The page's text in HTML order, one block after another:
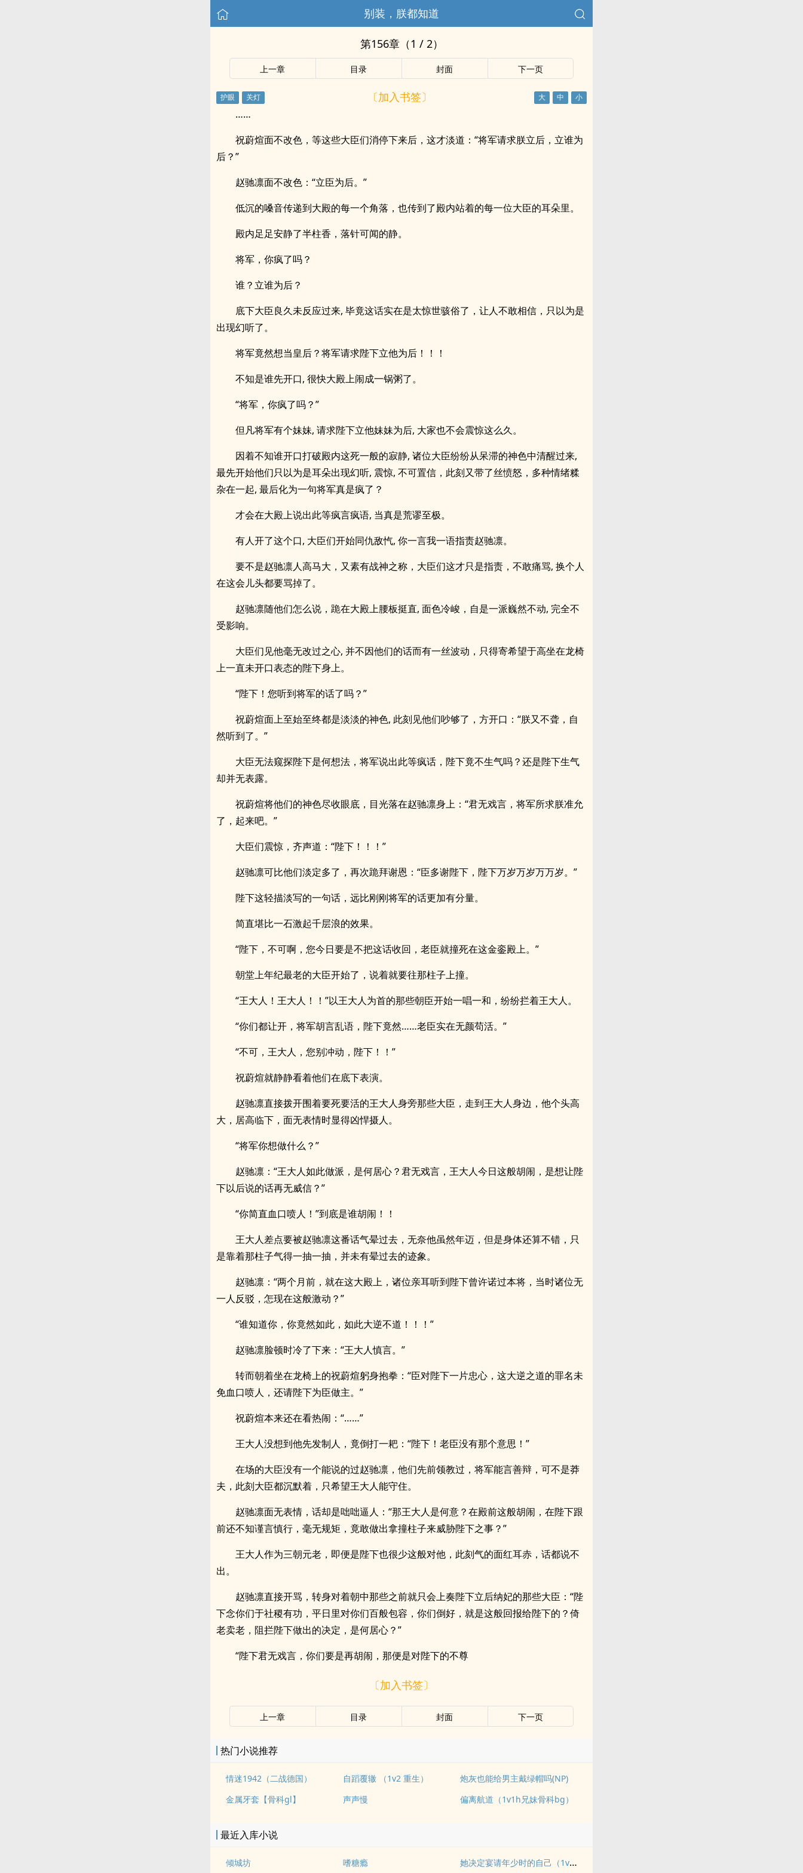
别装，朕都知道
第156章（1 / 2）
上一章 目录 封面 下一页
〔加入书签〕
……
祝蔚煊面不改色，等这些大臣们消停下来后，这才淡道：“将军请求朕立后，立谁为
后？”
赵驰凛面不改色：“立臣为后。”
低沉的嗓音传递到大殿的每一个角落，也传到了殿内站着的每一位大臣的耳朵里。
殿内足足安静了半柱香，落针可闻的静。
将军，你疯了吗？
谁？立谁为后？
底下大臣良久未反应过来, 毕竟这话实在是太惊世骇俗了，让人不敢相信，只以为是
出现幻听了。
将军竟然想当皇后？将军请求陛下立他为后！！！
不知是谁先开口, 很快大殿上闹成一锅粥了。
“将军，你疯了吗？”
但凡将军有个妹妹, 请求陛下立他妹妹为后, 大家也不会震惊这么久。
因着不知谁开口打破殿内这死一般的寂静, 诸位大臣纷纷从呆滞的神色中清醒过来,
最先开始他们只以为是耳朵出现幻听, 震惊, 不可置信，此刻又带了丝愤怒，多种情绪糅
杂在一起, 最后化为一句将军真是疯了？
才会在大殿上说出此等疯言疯语, 当真是荒谬至极。
有人开了这个口, 大臣们开始同仇敌忾, 你一言我一语指责赵驰凛。
要不是赵驰凛人高马大，又素有战神之称，大臣们这才只是指责，不敢痛骂, 换个人
在这会儿头都要骂掉了。
赵驰凛随他们怎么说，跪在大殿上腰板挺直, 面色冷峻，自是一派巍然不动, 完全不
受影响。
大臣们见他毫无改过之心, 并不因他们的话而有一丝波动，只得寄希望于高坐在龙椅
上一直未开口表态的陛下身上。
“陛下！您听到将军的话了吗？”
祝蔚煊面上至始至终都是淡淡的神色, 此刻见他们吵够了，方开口：“朕又不聋，自
然听到了。”
大臣无法窥探陛下是何想法，将军说出此等疯话，陛下竟不生气吗？还是陛下生气
却并无表露。
祝蔚煊将他们的神色尽收眼底，目光落在赵驰凛身上：“君无戏言，将军所求朕准允
了，起来吧。”
大臣们震惊，齐声道：“陛下！！！”
赵驰凛可比他们淡定多了，再次跪拜谢恩：“臣多谢陛下，陛下万岁万岁万万岁。”
陛下这轻描淡写的一句话，远比刚刚将军的话更加有分量。
简直堪比一石激起千层浪的效果。
“陛下，不可啊，您今日要是不把这话收回，老臣就撞死在这金銮殿上。”
朝堂上年纪最老的大臣开始了，说着就要往那柱子上撞。
“王大人！王大人！！”以王大人为首的那些朝臣开始一唱一和，纷纷拦着王大人。
“你们都让开，将军胡言乱语，陛下竟然……老臣实在无颜苟活。”
“不可，王大人，您别冲动，陛下！！”
祝蔚煊就静静看着他们在底下表演。
赵驰凛直接拨开围着要死要活的王大人身旁那些大臣，走到王大人身边，他个头高
大，居高临下，面无表情时显得凶悍摄人。
“将军你想做什么？”
赵驰凛：“王大人如此做派，是何居心？君无戏言，王大人今日这般胡闹，是想让陛
下以后说的话再无威信？”
“你简直血口喷人！”到底是谁胡闹！！
王大人差点要被赵驰凛这番话气晕过去，无奈他虽然年迈，但是身体还算不错，只
是靠着那柱子气得一抽一抽，并未有晕过去的迹象。
赵驰凛：“两个月前，就在这大殿上，诸位亲耳听到陛下曾许诺过本将，当时诸位无
一人反驳，怎现在这般激动？”
“谁知道你，你竟然如此，如此大逆不道！！！”
赵驰凛脸顿时冷了下来：“王大人慎言。”
转而朝着坐在龙椅上的祝蔚煊躬身抱拳：“臣对陛下一片忠心，这大逆之道的罪名未
免血口喷人，还请陛下为臣做主。”
祝蔚煊本来还在看热闹：“……”
王大人没想到他先发制人，竟倒打一耙：“陛下！老臣没有那个意思！”
在场的大臣没有一个能说的过赵驰凛，他们先前领教过，将军能言善辩，可不是莽
夫，此刻大臣都沉默着，只希望王大人能守住。
赵驰凛面无表情，话却是咄咄逼人：“那王大人是何意？在殿前这般胡闹，在陛下跟
前还不知谨言慎行，毫无规矩，竟敢做出拿撞柱子来威胁陛下之事？”
王大人作为三朝元老，即便是陛下也很少这般对他，此刻气的面红耳赤，话都说不
出。
赵驰凛直接开骂，转身对着朝中那些之前就只会上奏陛下立后纳妃的那些大臣：“陛
下念你们于社稷有功，平日里对你们百般包容，你们倒好，就是这般回报给陛下的？倚
老卖老，阻拦陛下做出的决定，是何居心？”
“陛下君无戏言，你们要是再胡闹，那便是对陛下的不尊
〔加入书签〕
上一章 目录 封面 下一页
热门小说推荐
情迷1942（二战德国） 自蹈覆辙 （1v2 重生）
炮灰也能给男主戴绿帽吗(NP)
金属牙套【骨科gl】
声声慢 偏离航道（1v1h兄妹骨科bg）
最近入库小说
倾城坊 嗜糖瘾 她决定宴请年少时的自己（1v1H）